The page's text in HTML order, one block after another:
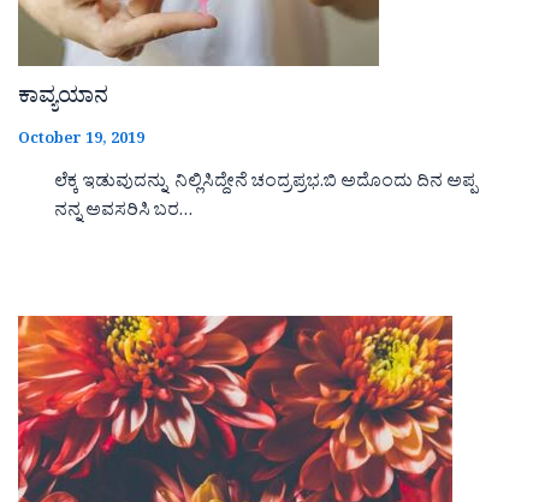
ಕಾವ್ಯಯಾನ
October 19, 2019
ಲೆಕ್ಕ ಇಡುವುದನ್ನು ನಿಲ್ಲಿಸಿದ್ದೇನೆ ಚಂದ್ರಪ್ರಭ.ಬಿ ಅದೊಂದು ದಿನ ಅಪ್ಪ
ನನ್ನ ಅವಸರಿಸಿ ಬರ…